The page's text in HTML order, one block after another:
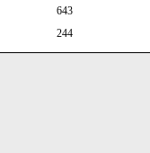
643
244